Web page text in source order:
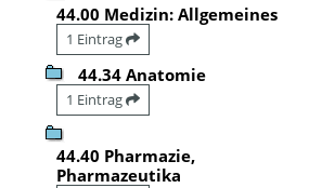
44.00 Medizin: Allgemeines
1 Eintrag
44.34 Anatomie
1 Eintrag
44.40 Pharmazie,
Pharmazeutika